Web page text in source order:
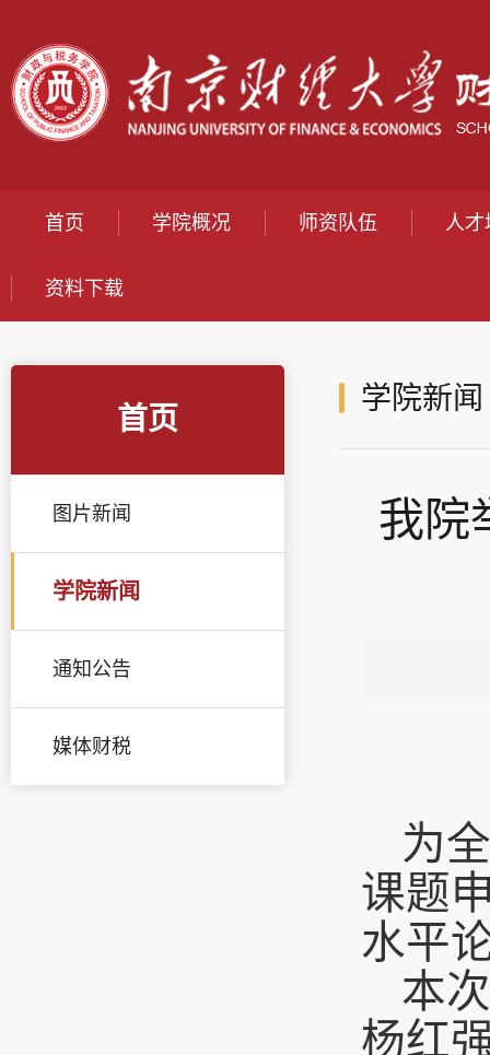
首页 学院概况 师资队伍 人才
资料下载
首页
图片新闻
学院新闻
通知公告
媒体财税
学院新闻
我院
为
课题
水平
本
杨红